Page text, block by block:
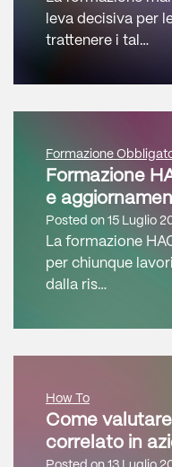
leva decisiva per
trattenere i tal…
Formazione
Formazione
e
Posted on 15 Luglio
La formazione
per chiunque
dalla ris…
How To
Come
correlato in